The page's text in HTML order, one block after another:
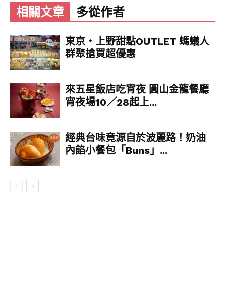
午市鐵板套餐有前菜、主菜、甜品同飲品；一開始
仲有熱辣辣麵包同牛油。
相關文章 多從作者
東京‧上野甜點OUTLET 螞蟻人
群聚搶買超優惠
來五星飯店吃宵夜 圓山金龍餐廳
宵夜場10／28起上...
經典台味竟源自於波麗路！奶油
內餡小餐包「Buns」...